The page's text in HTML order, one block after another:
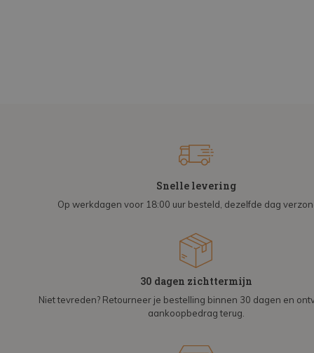
Snelle levering
Op werkdagen voor 18:00 uur besteld, dezelfde dag
30 dagen zichttermijn
Niet tevreden? Retourneer je bestelling binnen 30 dagen en
aankoopbedrag terug.